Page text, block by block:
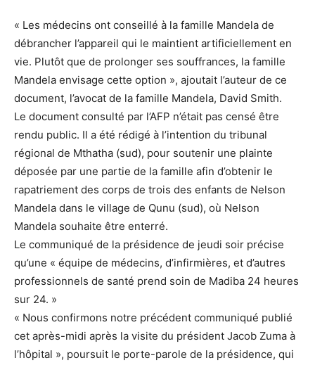
« Les médecins ont conseillé à la famille Mandela de
débrancher l’appareil qui le maintient artificiellement en
vie. Plutôt que de prolonger ses souffrances, la famille
Mandela envisage cette option », ajoutait l’auteur de ce
document, l’avocat de la famille Mandela, David Smith.
Le document consulté par l’AFP n’était pas censé être
rendu public. Il a été rédigé à l’intention du tribunal
régional de Mthatha (sud), pour soutenir une plainte
déposée par une partie de la famille afin d’obtenir le
rapatriement des corps de trois des enfants de Nelson
Mandela dans le village de Qunu (sud), où Nelson
Mandela souhaite être enterré.
Le communiqué de la présidence de jeudi soir précise
qu’une « équipe de médecins, d’infirmières, et d’autres
professionnels de santé prend soin de Madiba 24 heures
sur 24. »
« Nous confirmons notre précédent communiqué publié
cet après-midi après la visite du président Jacob Zuma à
l’hôpital », poursuit le porte-parole de la présidence, qui